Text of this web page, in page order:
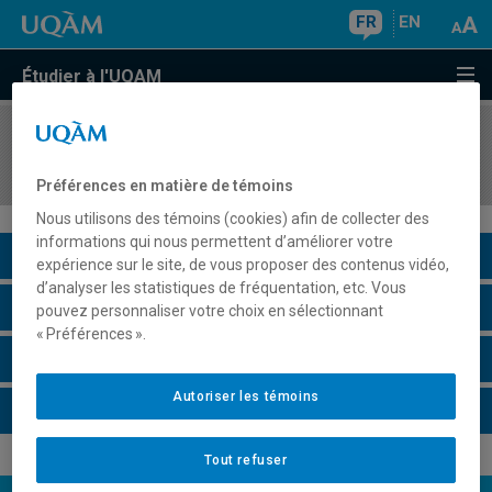
FR EN
Étudier à l'UQAM
COURS//
Description du cours
Horaire - Été 2026
Préférences en matière de témoins
Nous utilisons des témoins (cookies) afin de collecter des
informations qui nous permettent d’améliorer votre
expérience sur le site, de vous proposer des contenus vidéo,
d’analyser les statistiques de fréquentation, etc. Vous
pouvez personnaliser votre choix en sélectionnant
« Préférences ».
Tout refuser
Autoriser les témoins